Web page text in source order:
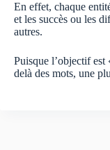
En effet, chaque
et les succès ou les
autres.
Puisque l’objectif
delà des mots, une